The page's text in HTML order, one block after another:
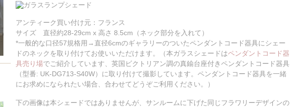
アンティーク買い付け元：フランス
サイズ 直径約28-29cm x 高さ 8.5cm（ネック部分を入れて）
*一般的な口径57規格用→直径6cmのギャラリーのついたペンダントコード器具にシェー
ドのネックを取り付けてお使いいただけます。（本ガラスシェードはペンダントコード器
具売り場でご紹介しています、英国ビクトリアン調の真鍮台座付きペンダントコード器具
（型番: UK-DG713-S40W）に取り付けて撮影しています。ペンダントコード器具を一緒
にお求めになられたい場合、合わせてどうぞご利用ください。）
下の画像は本シェードではありませんが、サンルームに下げた同じフラワリーデザインの